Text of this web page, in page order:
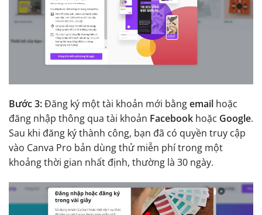
Bước 3:Đăng ký một tài khoản mới bằngemail hoặc
đăng nhập thông qua tài khoản Facebook hoặc Google.
Sau khi đăng ký thành công, bạn đã có quyền truy cập
vào Canva Pro bản dùng thử miễn phí trong một
khoảng thời gian nhất định, thường là 30 ngày.